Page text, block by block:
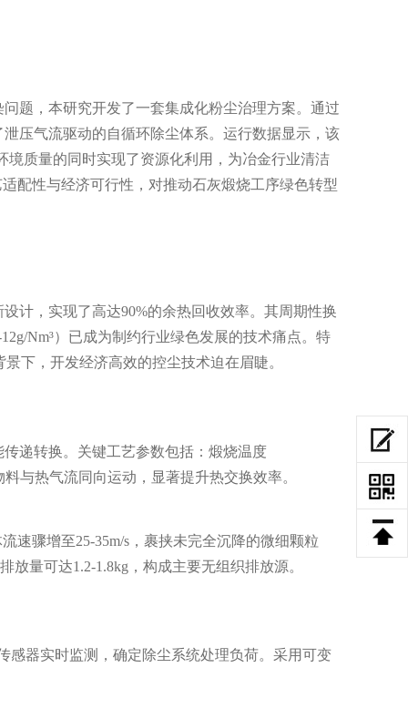
题，本研究开发了一套集成化粉尘治理方案。通过
压气流驱动的自循环除尘体系。运行数据显示，该
境质量的同时实现了资源化利用，为冶金行业清洁
配性与经济可行性，对推动石灰煅烧工序绿色转型
计，实现了高达90%的余热回收效率。其周期性换
Nm³）已成为制约行业绿色发展的技术痛点。特
下，开发经济高效的控尘技术迫在眉睫。
递转换。关键工艺参数包括：煅烧温度
与热气流同向运动，显著提升热交换效率。
速骤增至25-35m/s，裹挟未完全沉降的微细颗粒
量可达1.2-1.8kg，构成主要无组织排放源。
感器实时监测，确定除尘系统处理负荷。采用可变